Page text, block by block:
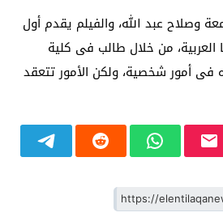
وصلاح عبد الله، والفيلم يقدم أول
من خلال طالب فى كلية
أمور شخصية، ولكن الأمور تتعقد